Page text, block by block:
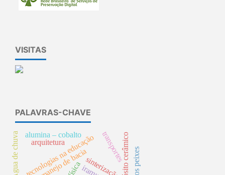
VISITAS
PALAVRAS-CHAVE
manejo de bacia
tecnologias na educação
alumina – cobalto
sinterização
Água de chuva transportes
arquitetura